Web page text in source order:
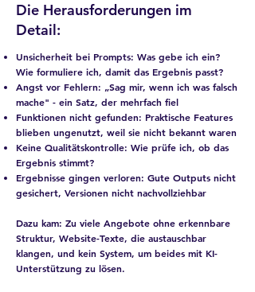
Die Herausforderungen im
Detail:
Unsicherheit bei Prompts: Was gebe ich ein?
Wie formuliere ich, damit das Ergebnis passt?
Angst vor Fehlern: „Sag mir, wenn ich was falsch
mache" - ein Satz, der mehrfach fiel
Funktionen nicht gefunden: Praktische Features
blieben ungenutzt, weil sie nicht bekannt waren
Keine Qualitätskontrolle: Wie prüfe ich, ob das
Ergebnis stimmt?
Ergebnisse gingen verloren: Gute Outputs nicht
gesichert, Versionen nicht nachvollziehbar
Dazu kam: Zu viele Angebote ohne erkennbare
Struktur, Website-Texte, die austauschbar
klangen, und kein System, um beides mit KI-
Unterstützung zu lösen.